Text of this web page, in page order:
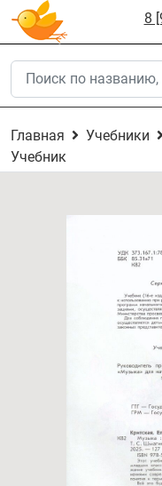
8
Главная Учебники
Учебник